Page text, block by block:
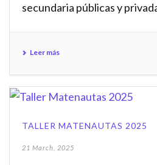
secundaria públicas y
Leer más
TALLER MATENAUTAS 2025
21 March, 2025